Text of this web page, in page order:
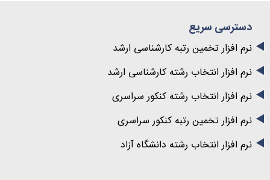
دسترسی سریع
نرم افزار تخمین رتبه کارشناسی ارشد
نرم افزار انتخاب رشته کارشناسی ارشد
نرم افزار انتخاب رشته کنکور سراسری
نرم افزار تخمین رتبه کنکور سراسری
نرم افزار انتخاب رشته دانشگاه آزاد